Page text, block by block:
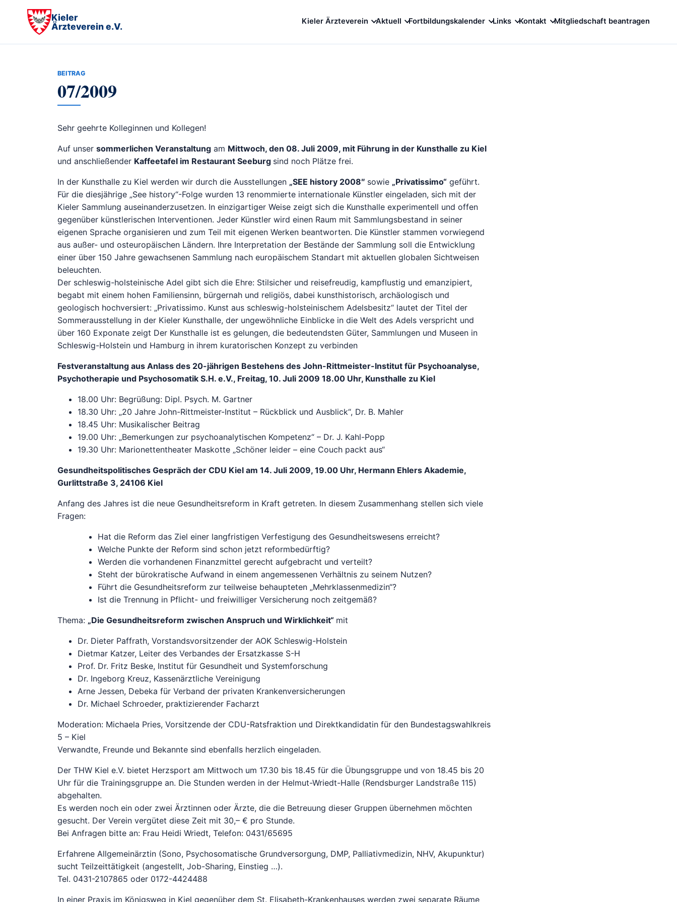
Kieler
Ärzteverein e.V.
Kieler Ärzteverein Aktuell Fortbildungskalender Links Kontakt Mitgliedschaft beantragen
BEITRAG
07/2009
Sehr geehrte Kolleginnen und Kollegen!
Auf unser sommerlichen Veranstaltung am Mittwoch, den 08. Juli 2009, mit Führung in der Kunsthalle zu Kiel
und anschließender Kaffeetafel im Restaurant Seeburg sind noch Plätze frei.
In der Kunsthalle zu Kiel werden wir durch die Ausstellungen „SEE history 2008″ sowie „Privatissimo“ geführt.
Für die diesjährige „See history“-Folge wurden 13 renommierte internationale Künstler eingeladen, sich mit der
Kieler Sammlung auseinanderzusetzen. In einzigartiger Weise zeigt sich die Kunsthalle experimentell und offen
gegenüber künstlerischen Interventionen. Jeder Künstler wird einen Raum mit Sammlungsbestand in seiner
eigenen Sprache organisieren und zum Teil mit eigenen Werken beantworten. Die Künstler stammen vorwiegend
aus außer- und osteuropäischen Ländern. Ihre Interpretation der Bestände der Sammlung soll die Entwicklung
einer über 150 Jahre gewachsenen Sammlung nach europäischem Standart mit aktuellen globalen Sichtweisen
beleuchten.
Der schleswig-holsteinische Adel gibt sich die Ehre: Stilsicher und reisefreudig, kampflustig und emanzipiert,
begabt mit einem hohen Familiensinn, bürgernah und religiös, dabei kunsthistorisch, archäologisch und
geologisch hochversiert: „Privatissimo. Kunst aus schleswig-holsteinischem Adelsbesitz“ lautet der Titel der
Sommerausstellung in der Kieler Kunsthalle, der ungewöhnliche Einblicke in die Welt des Adels verspricht und
über 160 Exponate zeigt Der Kunsthalle ist es gelungen, die bedeutendsten Güter, Sammlungen und Museen in
Schleswig-Holstein und Hamburg in ihrem kuratorischen Konzept zu verbinden
Festveranstaltung aus Anlass des 20-jährigen Bestehens des John-Rittmeister-Institut für Psychoanalyse,
Psychotherapie und Psychosomatik S.H. e.V., Freitag, 10. Juli 2009 18.00 Uhr, Kunsthalle zu Kiel
18.00 Uhr: Begrüßung: Dipl. Psych. M. Gartner
18.30 Uhr: „20 Jahre John-Rittmeister-Institut – Rückblick und Ausblick“, Dr. B. Mahler
18.45 Uhr: Musikalischer Beitrag
19.00 Uhr: „Bemerkungen zur psychoanalytischen Kompetenz“ – Dr. J. Kahl-Popp
19.30 Uhr: Marionettentheater Maskotte „Schöner leider – eine Couch packt aus“
Gesundheitspolitisches Gespräch der CDU Kiel am 14. Juli 2009, 19.00 Uhr, Hermann Ehlers Akademie,
Gurlittstraße 3, 24106 Kiel
Anfang des Jahres ist die neue Gesundheitsreform in Kraft getreten. In diesem Zusammenhang stellen sich viele
Fragen:
Hat die Reform das Ziel einer langfristigen Verfestigung des Gesundheitswesens erreicht?
Welche Punkte der Reform sind schon jetzt reformbedürftig?
Werden die vorhandenen Finanzmittel gerecht aufgebracht und verteilt?
Steht der bürokratische Aufwand in einem angemessenen Verhältnis zu seinem Nutzen?
Führt die Gesundheitsreform zur teilweise behaupteten „Mehrklassenmedizin“?
Ist die Trennung in Pflicht- und freiwilliger Versicherung noch zeitgemäß?
Thema: „Die Gesundheitsreform zwischen Anspruch und Wirklichkeit“ mit
Dr. Dieter Paffrath, Vorstandsvorsitzender der AOK Schleswig-Holstein
Dietmar Katzer, Leiter des Verbandes der Ersatzkasse S-H
Prof. Dr. Fritz Beske, Institut für Gesundheit und Systemforschung
Dr. Ingeborg Kreuz, Kassenärztliche Vereinigung
Arne Jessen, Debeka für Verband der privaten Krankenversicherungen
Dr. Michael Schroeder, praktizierender Facharzt
Moderation: Michaela Pries, Vorsitzende der CDU-Ratsfraktion und Direktkandidatin für den Bundestagswahlkreis
5 – Kiel
Verwandte, Freunde und Bekannte sind ebenfalls herzlich eingeladen.
Der THW Kiel e.V. bietet Herzsport am Mittwoch um 17.30 bis 18.45 für die Übungsgruppe und von 18.45 bis 20
Uhr für die Trainingsgruppe an. Die Stunden werden in der Helmut-Wriedt-Halle (Rendsburger Landstraße 115)
abgehalten.
Es werden noch ein oder zwei Ärztinnen oder Ärzte, die die Betreuung dieser Gruppen übernehmen möchten
gesucht. Der Verein vergütet diese Zeit mit 30,– € pro Stunde.
Bei Anfragen bitte an: Frau Heidi Wriedt, Telefon: 0431/65695
Erfahrene Allgemeinärztin (Sono, Psychosomatische Grundversorgung, DMP, Palliativmedizin, NHV, Akupunktur)
sucht Teilzeittätigkeit (angestellt, Job-Sharing, Einstieg …).
Tel. 0431-2107865 oder 0172-4424488
In einer Praxis im Königsweg in Kiel gegenüber dem St. Elisabeth-Krankenhauses werden zwei separate Räume